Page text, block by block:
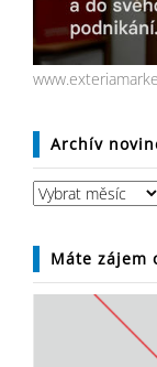
Archív
Archív
Máte zájem